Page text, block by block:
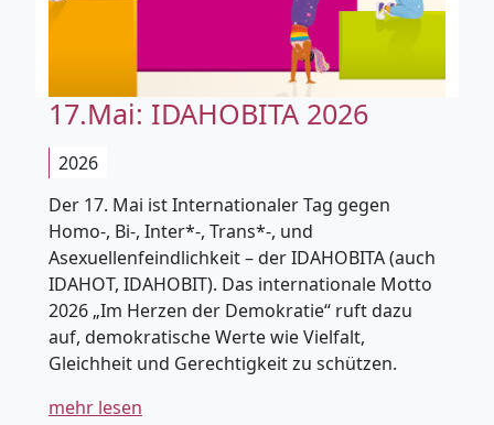
17.Mai: IDAHOBITA 2026
2026
Der 17. Mai ist Internationaler Tag gegen
Homo-, Bi-, Inter*-, Trans*-, und
Asexuellenfeindlichkeit – der IDAHOBITA (auch
IDAHOT, IDAHOBIT). Das internationale Motto
2026 „Im Herzen der Demokratie“ ruft dazu
auf, demokratische Werte wie Vielfalt,
Gleichheit und Gerechtigkeit zu schützen.
mehr lesen